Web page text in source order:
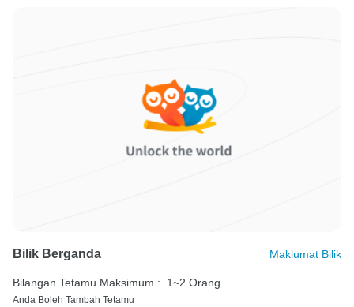
Bilik Berganda Maklumat Bilik
Bilangan Tetamu Maksimum : 1~2 Orang
Anda Boleh Tambah Tetamu